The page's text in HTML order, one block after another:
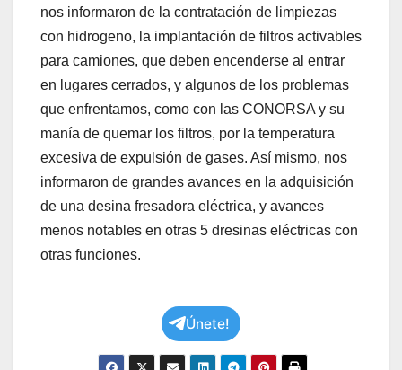
nos informaron de la contratación de limpiezas
con hidrogeno, la implantación de filtros activables
para camiones, que deben encenderse al entrar
en lugares cerrados, y algunos de los problemas
que enfrentamos, como con las CONORSA y su
manía de quemar los filtros, por la temperatura
excesiva de expulsión de gases. Así mismo, nos
informaron de grandes avances en la adquisición
de una desina fresadora eléctrica, y avances
menos notables en otras 5 dresinas eléctricas con
otras funciones.
Únete!